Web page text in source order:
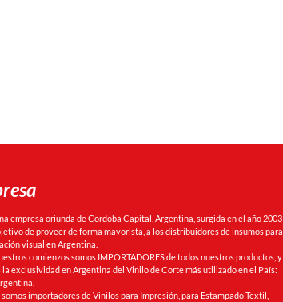
empresa oriunda de Cordoba Capital, Argentina, surgida en el año 2003
de proveer de forma mayorista, a los distribuidores de insumos para
visual en Argentina.
comienzos somos IMPORTADORES de todos nuestros productos, y
la exclusividad en Argentina del Vinilo de Corte más utilizado en el País:
somos importadores de Vinilos para Impresión, para Estampado Textil,